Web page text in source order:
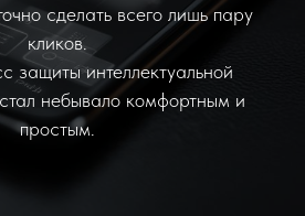
сделать всего лишь пару
кликов.
защиты интеллектуальной
небывало комфортным и
простым.